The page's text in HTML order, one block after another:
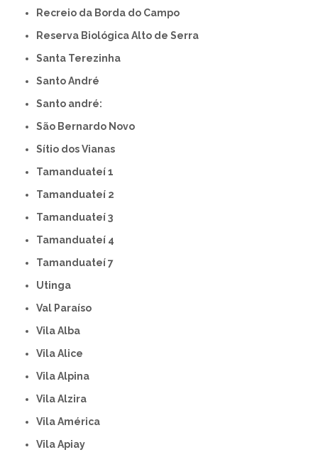
Recreio da Borda do Campo
Reserva Biológica Alto de Serra
Santa Terezinha
Santo André
Santo andré:
São Bernardo Novo
Sítio dos Vianas
Tamanduateí 1
Tamanduateí 2
Tamanduateí 3
Tamanduateí 4
Tamanduateí 7
Utinga
Val Paraíso
Vila Alba
Vila Alice
Vila Alpina
Vila Alzira
Vila América
Vila Apiay